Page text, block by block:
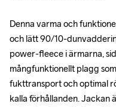
Denna varma och
och lätt 90/10-
power-fleece i ärmarna,
mångfunktionellt plagg
fukttransport och optimal
kalla förhållanden. Jackan
Denna varma och
och lätt 90/10-
power-fleece i ärmarna,
mångfunktionellt plagg
fukttransport och optimal
kalla förhållanden. Jackan